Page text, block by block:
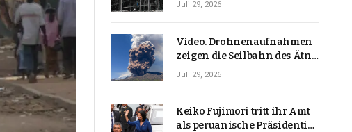
Juli 29, 2026
Video. Drohnenaufnahmen
zeigen die Seilbahn des Ätna
über einer Vulkanlandschaft
Juli 29, 2026
Keiko Fujimori tritt ihr Amt
als peruanische Präsidentin